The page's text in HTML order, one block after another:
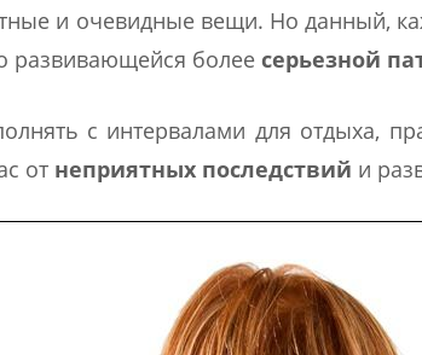
и очевидные вещи. Но данный,
развивающейся более серьезной
с интервалами для отдыха,
от неприятных последствий и